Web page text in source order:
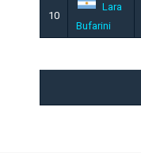
10
Lara
Bufarini